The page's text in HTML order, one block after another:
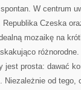
W centrum
Czeska
mozaikę na
jest prosta: dawać
Niezależnie od